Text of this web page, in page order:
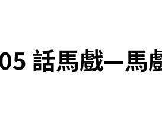
話馬戲—馬